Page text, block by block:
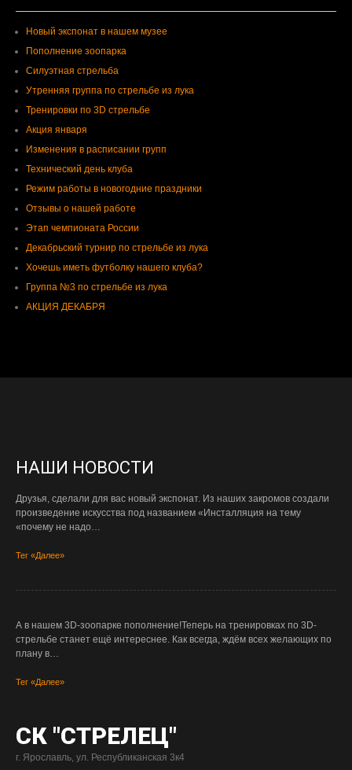
Новый экспонат в нашем музее
Пополнение зоопарка
Силуэтная стрельба
Утренняя группа по стрельбе из лука
Тренировки по 3D стрельбе
Акция января
Изменения в расписании групп
Технический день клуба
Режим работы в новогодние праздники
Отзывы о нашей работе
Этап чемпионата России
Декабрьский турнир по стрельбе из лука
Хочешь иметь футболку нашего клуба? ⠀
Группа №3 по стрельбе из лука
️АКЦИЯ ДЕКАБРЯ
НАШИ НОВОСТИ
Друзья, сделали для вас новый экспонат. Из наших закромов создали
произведение искусства под названием «Инсталляция на тему
«почему не надо…
Тег «Далее»
А в нашем 3D-зоопарке пополнение!Теперь на тренировках по 3D-
стрельбе станет ещё интереснее. Как всегда, ждём всех желающих по
плану в…
Тег «Далее»
СК "СТРЕЛЕЦ"
г. Ярославль, ул. Республиканская 3к4